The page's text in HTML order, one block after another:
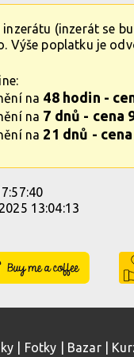
(inzerát se
Výše poplatku je
na 48 hodin -
na 7 dnů - cena
na21 dnů -
13:04:13
Buy Me a Coffee
Fotky Bazar|